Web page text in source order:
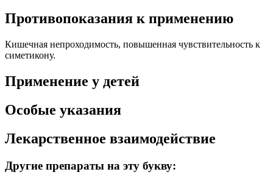
Противопоказания к применению
Кишечная непроходимость, повышенная чувствительность к
симетикону.
Применение у детей
Особые указания
Лекарственное взаимодействие
Другие препараты на эту букву: